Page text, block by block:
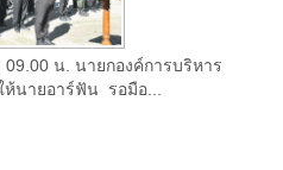
น. นายกองค์การบริหาร
ห้นายอาร์ฟัน รอมือ...